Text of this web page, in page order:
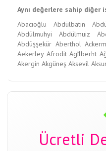
Aynı değerlere sahip diğer
Abacıoğlu
Abdülbatın
Abdülmuhyi
Abdülmuiz
Abdüşşekür Aberthol
Aekerley Afrodit Agîlberht
Akergin Akgüneş Aksevil
Ücretli